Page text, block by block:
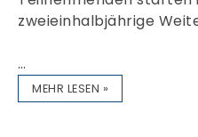
zweieinhalbjährige
…
MEHR LESEN »